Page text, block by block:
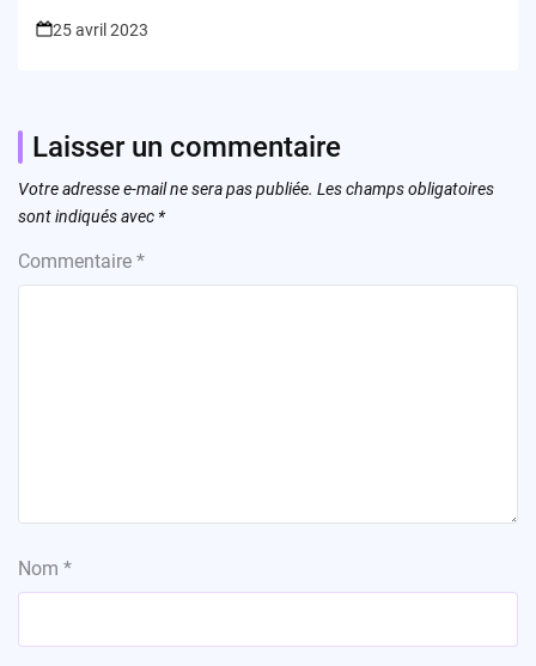
25 avril 2023
Laisser un commentaire
Votre adresse e-mail ne sera pas publiée. Les champs obligatoires
sont indiqués avec *
Commentaire *
Nom *